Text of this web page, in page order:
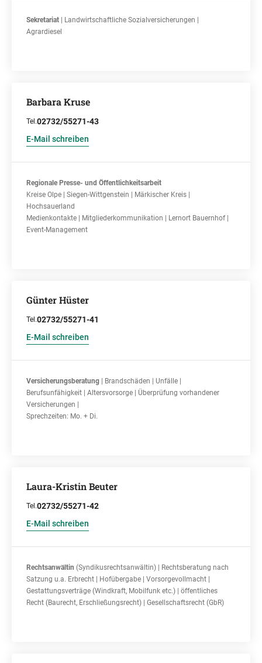
Sekretariat | Landwirtschaftliche Sozialversicherungen |
Agrardiesel
Barbara Kruse
Tel.02732/55271-43
E-Mail schreiben
Regionale Presse- und Öffentlichkeitsarbeit
Kreise Olpe | Siegen-Wittgenstein | Märkischer Kreis |
Hochsauerland
Medienkontakte | Mitgliederkommunikation | Lernort Bauernhof |
Event-Management
Günter Hüster
Tel.02732/55271-41
E-Mail schreiben
Versicherungsberatung
| Brandschäden | Unfälle |
Berufsunfähigkeit | Altersvorsorge | Überprüfung vorhandener
Versicherungen |
Sprechzeiten: Mo. + Di.
Laura-Kristin Beuter
Tel.02732/55271-42
E-Mail schreiben
Rechtsanwältin (Syndikusrechtsanwältin) | Rechtsberatung nach
Satzung u.a. Erbrecht | Hofübergabe | Vorsorgevollmacht |
Gestattungsverträge (Windkraft, Mobilfunk etc.) | öffentliches
Recht (Baurecht, Erschließungsrecht) | Gesellschaftsrecht (GbR)